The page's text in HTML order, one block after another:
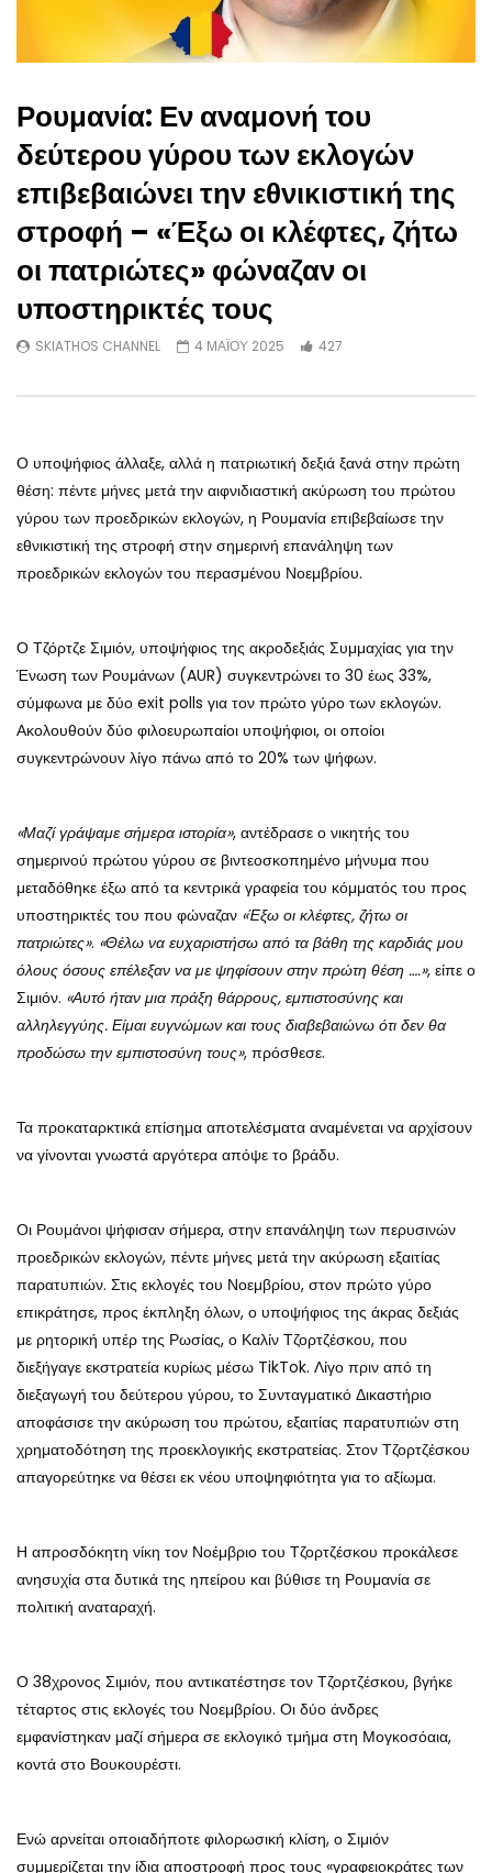
Ρουμανία: Εν αναμονή του
δεύτερου γύρου των εκλογών
επιβεβαιώνει την εθνικιστική της
στροφή – «Έξω οι κλέφτες, ζήτω
οι πατριώτες» φώναζαν οι
υποστηρικτές τους
SKIATHOS CHANNEL 4 ΜΑΪΟΥ 2025 427
Ο υποψήφιος άλλαξε, αλλά η πατριωτική δεξιά ξανά στην πρώτη
θέση: πέντε μήνες μετά την αιφνιδιαστική ακύρωση του πρώτου
γύρου των προεδρικών εκλογών, η Ρουμανία επιβεβαίωσε την
εθνικιστική της στροφή στην σημερινή επανάληψη των
προεδρικών εκλογών του περασμένου Νοεμβρίου.
Ο Τζόρτζε Σιμιόν, υποψήφιος της ακροδεξιάς Συμμαχίας για την
Ένωση των Ρουμάνων (AUR) συγκεντρώνει το 30 έως 33%,
σύμφωνα με δύο exit polls για τον πρώτο γύρο των εκλογών.
Ακολουθούν δύο φιλοευρωπαίοι υποψήφιοι, οι οποίοι
συγκεντρώνουν λίγο πάνω από το 20% των ψήφων.
«Μαζί γράψαμε σήμερα ιστορία», αντέδρασε ο νικητής του
σημερινού πρώτου γύρου σε βιντεοσκοπημένο μήνυμα που
μεταδόθηκε έξω από τα κεντρικά γραφεία του κόμματός του προς
υποστηρικτές του που φώναζαν «Έξω οι κλέφτες, ζήτω οι
πατριώτες». «Θέλω να ευχαριστήσω από τα βάθη της καρδιάς μου
όλους όσους επέλεξαν να με ψηφίσουν στην πρώτη θέση ….», είπε ο
Σιμιόν. «Αυτό ήταν μια πράξη θάρρους, εμπιστοσύνης και
αλληλεγγύης. Είμαι ευγνώμων και τους διαβεβαιώνω ότι δεν θα
προδώσω την εμπιστοσύνη τους», πρόσθεσε.
Τα προκαταρκτικά επίσημα αποτελέσματα αναμένεται να αρχίσουν
να γίνονται γνωστά αργότερα απόψε το βράδυ.
Οι Ρουμάνοι ψήφισαν σήμερα, στην επανάληψη των περυσινών
προεδρικών εκλογών, πέντε μήνες μετά την ακύρωση εξαιτίας
παρατυπιών. Στις εκλογές του Νοεμβρίου, στον πρώτο γύρο
επικράτησε, προς έκπληξη όλων, ο υποψήφιος της άκρας δεξιάς
με ρητορική υπέρ της Ρωσίας, ο Καλίν Τζορτζέσκου, που
διεξήγαγε εκστρατεία κυρίως μέσω TikTok. Λίγο πριν από τη
διεξαγωγή του δεύτερου γύρου, το Συνταγματικό Δικαστήριο
αποφάσισε την ακύρωση του πρώτου, εξαιτίας παρατυπιών στη
χρηματοδότηση της προεκλογικής εκστρατείας. Στον Τζορτζέσκου
απαγορεύτηκε να θέσει εκ νέου υποψηφιότητα για το αξίωμα.
Η απροσδόκητη νίκη τον Νοέμβριο του Τζορτζέσκου προκάλεσε
ανησυχία στα δυτικά της ηπείρου και βύθισε τη Ρουμανία σε
πολιτική αναταραχή.
Ο 38χρονος Σιμιόν, που αντικατέστησε τον Τζορτζέσκου, βγήκε
τέταρτος στις εκλογές του Νοεμβρίου. Οι δύο άνδρες
εμφανίστηκαν μαζί σήμερα σε εκλογικό τμήμα στη Μογκοσόαια,
κοντά στο Βουκουρέστι.
Ενώ αρνείται οποιαδήποτε φιλορωσική κλίση, ο Σιμιόν
συμμερίζεται την ίδια αποστροφή προς τους «γραφειοκράτες των